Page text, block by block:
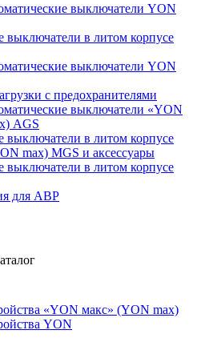
выключатели YON
выключатели в литом корпусе
выключатели YON
с предохранителями
выключатели «YON
AGS
выключатели в литом корпусе
max) MGS и аксессуары
выключатели в литом корпусе
для АВР
«YON макс» (YON max)
YON